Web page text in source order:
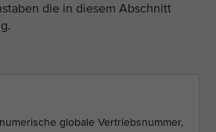
die in diesem Abschnitt
globale Vertriebsnummer,